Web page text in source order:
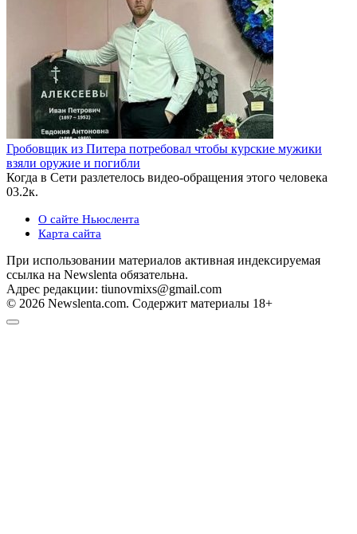
Гробовщик из Питера потребовал чтобы курские мужики
взяли оружие и погибли
Когда в Сети разлетелось видео-обращения этого человека
03.2к.
О сайте Ньюслента
Карта сайта
При использовании материалов активная индексируемая
ссылка на Newslenta обязательна.
Адрес редакции: tiunovmixs@gmail.com
© 2026 Newslenta.com. Содержит материалы 18+